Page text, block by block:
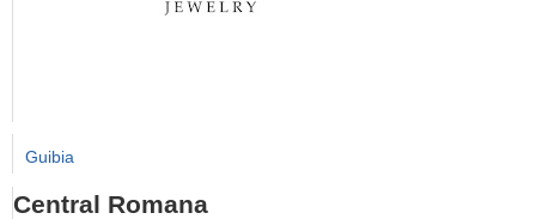
Guibia
Central Romana